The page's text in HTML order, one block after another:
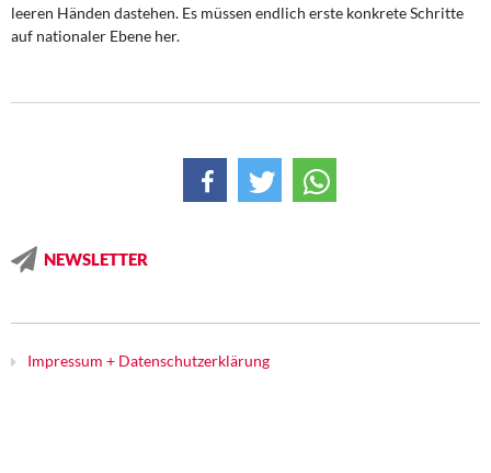
leeren Händen dastehen. Es müssen endlich erste konkrete Schritte
auf nationaler Ebene her.
NEWSLETTER
Impressum + Datenschutzerklärung